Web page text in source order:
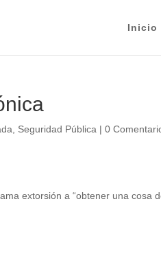
Inicio
Seguridad Pública |0
extorsión a “obtener una cosa